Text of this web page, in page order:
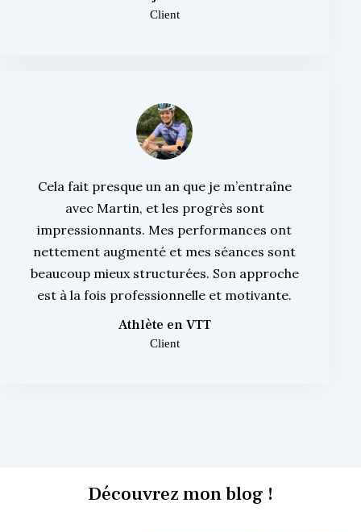
Client
Cela fait presque un an que je m’entraîne
avec Martin, et les progrès sont
impressionnants. Mes performances ont
nettement augmenté et mes séances sont
beaucoup mieux structurées. Son approche
est à la fois professionnelle et motivante.
Athlète en VTT
Client
Découvrez mon blog !